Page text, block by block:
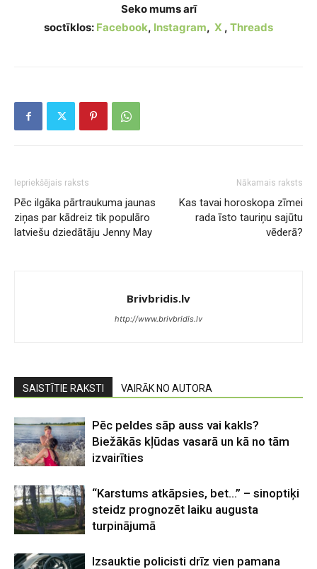
Seko mums arī
soctīklos: Facebook, Instagram, X , Threads
Iepriekšējais raksts
Pēc ilgāka pārtraukuma jaunas
ziņas par kādreiz tik populāro
latviešu dziedātāju Jenny May
Nākamais raksts
Kas tavai horoskopa zīmei
rada īsto tauriņu sajūtu
vēderā?
Brivbridis.lv
http://www.brivbridis.lv
SAISTĪTIE RAKSTI VAIRĀK NO AUTORA
Pēc peldes sāp auss vai kakls?
Biežākās kļūdas vasarā un kā no tām
izvairīties
“Karstums atkāpsies, bet…” – sinoptiķi
steidz prognozēt laiku augusta
turpinājumā
Izsauktie policisti drīz vien pamana